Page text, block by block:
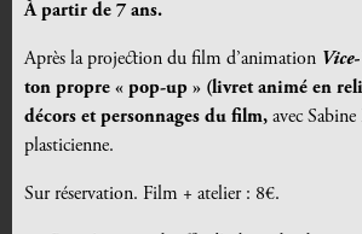
À partir de 7 ans.
Après la projection du film d’animation
ton propre « pop-up » (livret animé en
décors et personnages du film, avec
plasticienne.
Sur réservation. Film + atelier : 8€.